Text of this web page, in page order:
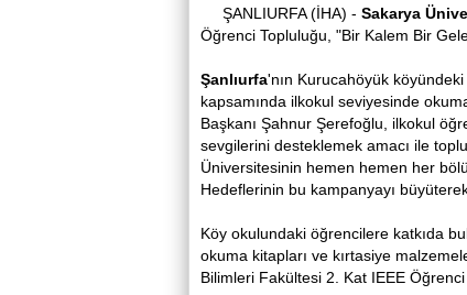
ŞANLIURFA (İHA) - Sakarya
Öğrenci Topluluğu, "Bir Kalem Bir
Şanlıurfa'nın Kurucahöyük
kapsamında ilkokul seviyesinde
Başkanı Şahnur Şerefoğlu, ilkokul
sevgilerini desteklemek amacı ile
Üniversitesinin hemen hemen her
Hedeflerinin bu kampanyayı
Köy okulundaki öğrencilere katkıda
okuma kitapları ve kırtasiye
Bilimleri Fakültesi 2. Kat IEEE